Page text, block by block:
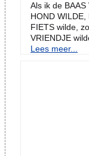
Als ik de
HOND
FIETS wilde,
VRIENDJE
Lees meer...